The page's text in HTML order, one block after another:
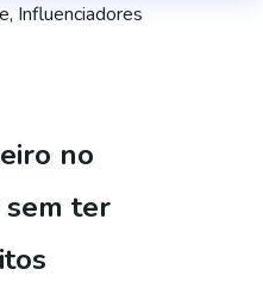
, Influenciadores
no
sem ter